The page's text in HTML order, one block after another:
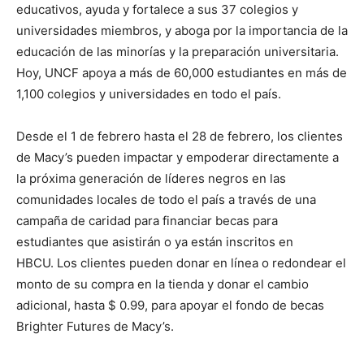
educativos, ayuda y fortalece a sus 37 colegios y
universidades miembros, y aboga por la importancia de la
educación de las minorías y la preparación universitaria.
Hoy, UNCF apoya a más de 60,000 estudiantes en más de
1,100 colegios y universidades en todo el país.
Desde el 1 de febrero hasta el 28 de febrero, los clientes
de Macy’s pueden impactar y empoderar directamente a
la próxima generación de líderes negros en las
comunidades locales de todo el país a través de una
campaña de caridad para financiar becas para
estudiantes que asistirán o ya están inscritos en
HBCU. Los clientes pueden donar en línea o redondear el
monto de su compra en la tienda y donar el cambio
adicional, hasta $ 0.99, para apoyar el fondo de becas
Brighter Futures de Macy’s.